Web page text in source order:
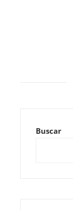
Buscar